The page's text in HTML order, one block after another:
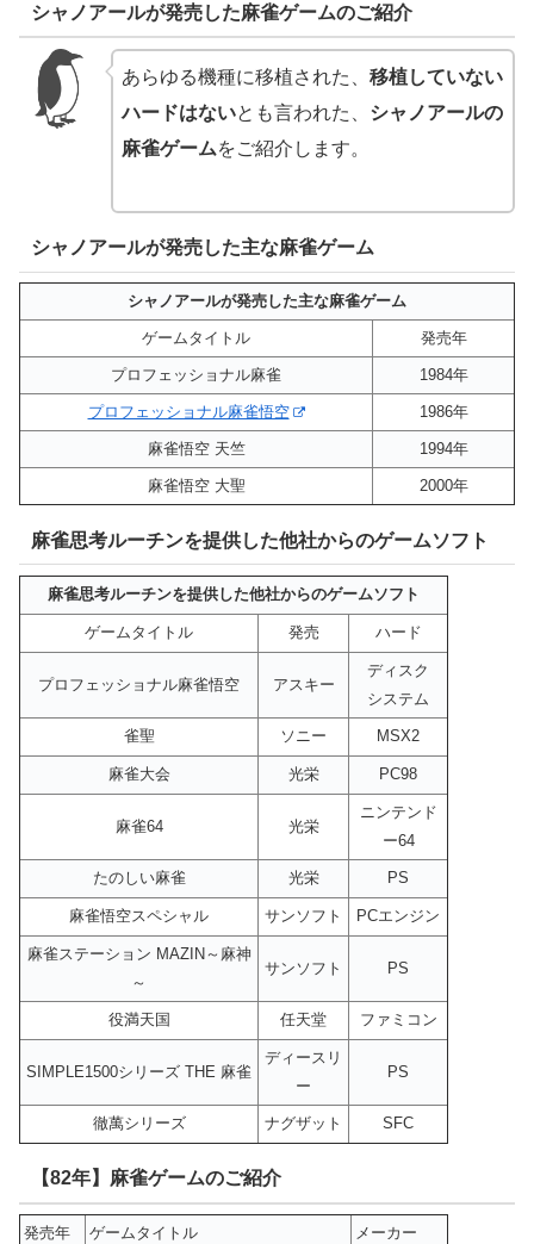
シャノアールが発売した麻雀ゲームのご紹介
あらゆる機種に移植された、 移植していない
ハードはないとも言われた、 シャノアールの
麻雀ゲームをご紹介します。
シャノアールが発売した主な麻雀ゲーム
シャノアールが発売した主な麻雀ゲーム
ゲームタイトル 発売年
プロフェッショナル麻雀 1984年
プロフェッショナル麻雀悟空 1986年
麻雀悟空 天竺 1994年
麻雀悟空 大聖 2000年
麻雀思考ルーチンを提供した他社からのゲームソフト
麻雀思考ルーチンを提供した他社からのゲームソフト
ゲームタイトル 発売 ハード
プロフェッショナル麻雀悟空 アスキー
ディスク
システム
雀聖 ソニー MSX2
麻雀大会 光栄 PC98
麻雀64 光栄
ニンテンド
ー64
たのしい麻雀 光栄 PS
麻雀悟空スペシャル サンソフト PCエンジン
麻雀ステーション MAZIN～麻神
～
サンソフト PS
役満天国 任天堂 ファミコン
SIMPLE1500シリーズ THE 麻雀
ディースリ
ー
PS
徹萬シリーズ ナグザット SFC
【82年】麻雀ゲームのご紹介
発売年 ゲームタイトル メーカー